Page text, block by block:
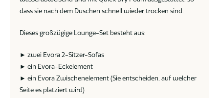
dass sie nach dem Duschen schnell wieder trocken sind.
Dieses großzügige Lounge-Set besteht aus:
► zwei Evora 2-Sitzer-Sofas
► ein Evora-Eckelement
► ein Evora Zwischenelement (Sie entscheiden, auf welcher
Seite es platziert wird)